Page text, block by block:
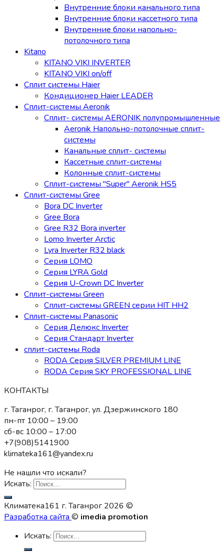
Внутренние блоки канального типа
Внутренние блоки кассетного типа
Внутренние блоки напольно-
потолочного типа
Kitano
KITANO VIKI INVERTER
KITANO VIKI on/off
Сплит системы Haier
Кондиционер Haier LEADER
Сплит-системы Aeronik
Сплит- системы AERONIK полупромышленные
Aeronik Напольно-потолочные сплит-
системы
Канальные сплит- системы
Кассетные сплит-системы
Колонные сплит-системы
Сплит-системы "Super" Aeronik HS5
Сплит-системы Gree
Bora DC Inverter
Gree Bora
Gree R32 Bora inverter
Lomo Inverter Arctic
Lyra Inverter R32 black
Серия LOMO
Серия LYRA Gold
Серия U-Crown DC Inverter
Сплит-системы Green
Сплит-системы GREEN серии HIT HH2
Сплит-системы Panasonic
Серия Делюкс Inverter
Серия Стандарт Inverter
сплит-системы Roda
RODA Серия SILVER PREMIUM LINE
RODA Серия SKY PROFESSIONAL LINE
КОНТАКТЫ
г. Таганрог, г. Таганрог, ул. Дзержинского 180
пн-пт 10:00 – 19:00
сб-вс 10:00 – 17:00
+7(908)5141900
klimateka161@yandex.ru
Не нашли что искали?
Искать:
Климатека161 г. Таганрог 2026 ©
Разработка сайта © imedia promotion
Искать: